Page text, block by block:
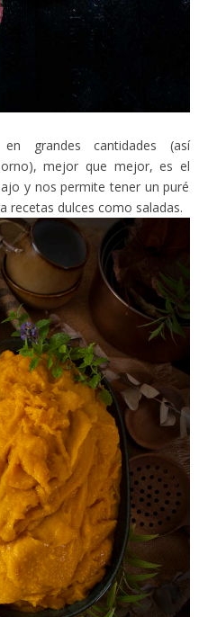
grandes cantidades (así
mejor que mejor, es el
y nos permite tener un puré
recetas dulces como saladas.